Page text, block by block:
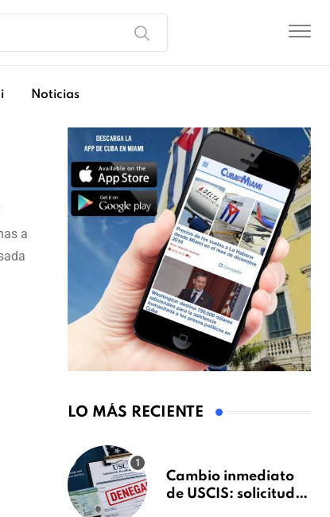
Noticias
a
LO MÁS RECIENTE
Cambio inmediato
de USCIS: solicitudes